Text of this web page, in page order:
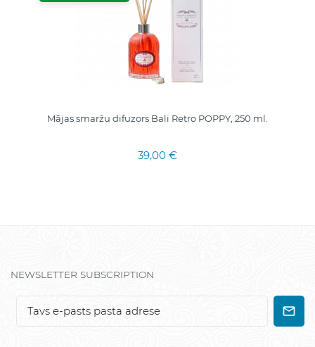
Mājas smaržu difuzors Bali Retro POPPY, 250 ml.
39,00 €
NEWSLETTER SUBSCRIPTION